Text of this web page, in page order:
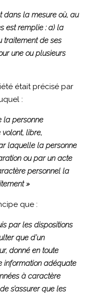
dans la mesure où, au
est remplie : a) la
traitement de ses
une ou plusieurs
était précisé par
:
la personne
libre,
laquelle la personne
ou par un acte
personnel la
»
que :
par les dispositions
que d’un
donné en toute
information adéquate
à caractère
s’assurer que les